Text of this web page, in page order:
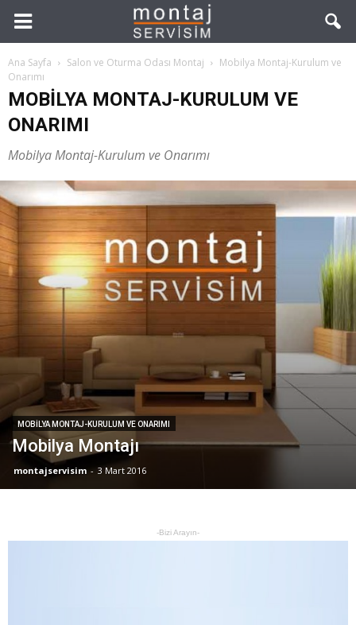
Ana Sayfa Salon ve Oturma Odası Montaj
Mobilya Montaj-Kurulum ve
Onarımı
MOBILYA MONTAJ-KURULUM VE
ONARIMI
Mobilya Montaj-Kurulum ve Onarımı
MOBILYA MONTAJ-KURULUM VE ONARIMI
Mobilya Montajı
montajservisim - 3 Mart 2016
-Bizi Arayın-